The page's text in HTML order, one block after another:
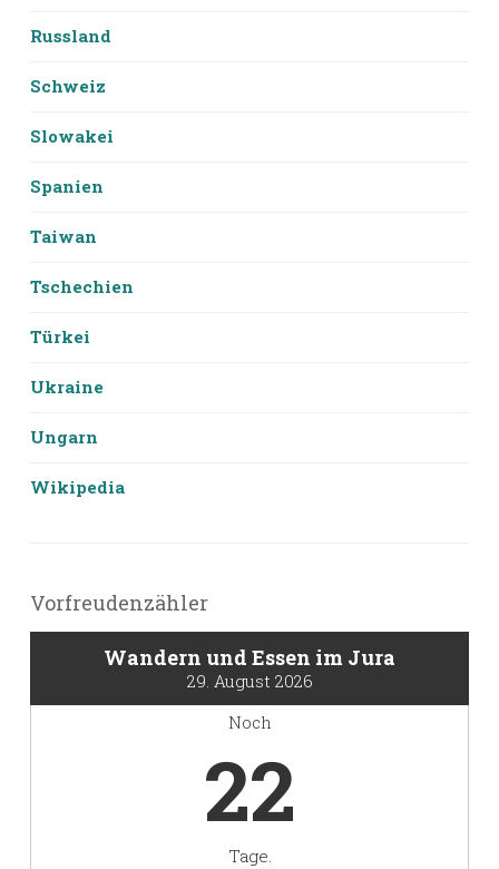
Russland
Schweiz
Slowakei
Spanien
Taiwan
Tschechien
Türkei
Ukraine
Ungarn
Wikipedia
Vorfreudenzähler
Wandern und Essen im Jura
29. August 2026
Noch
22
Tage.